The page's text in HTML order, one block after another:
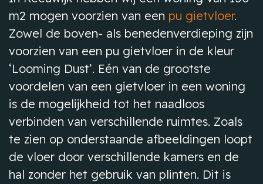
m2 mogen voorzien van een pu gietvloer.
Zowel de boven- als benedenverdieping zijn
voorzien van een pu gietvloer in de kleur
‘Looming Dust’. Eén van de grootste
voordelen van een gietvloer in een woning
is de mogelijkheid tot het naadloos
verbinden van verschillende ruimtes. Zoals
te zien op onderstaande afbeeldingen loopt
de vloer door verschillende kamers en de
hal zonder het gebruik van plinten. Dit is